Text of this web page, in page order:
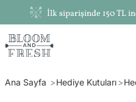
İlk siparişinde 150 TL
Ana Sayfa Hediye Kutuları